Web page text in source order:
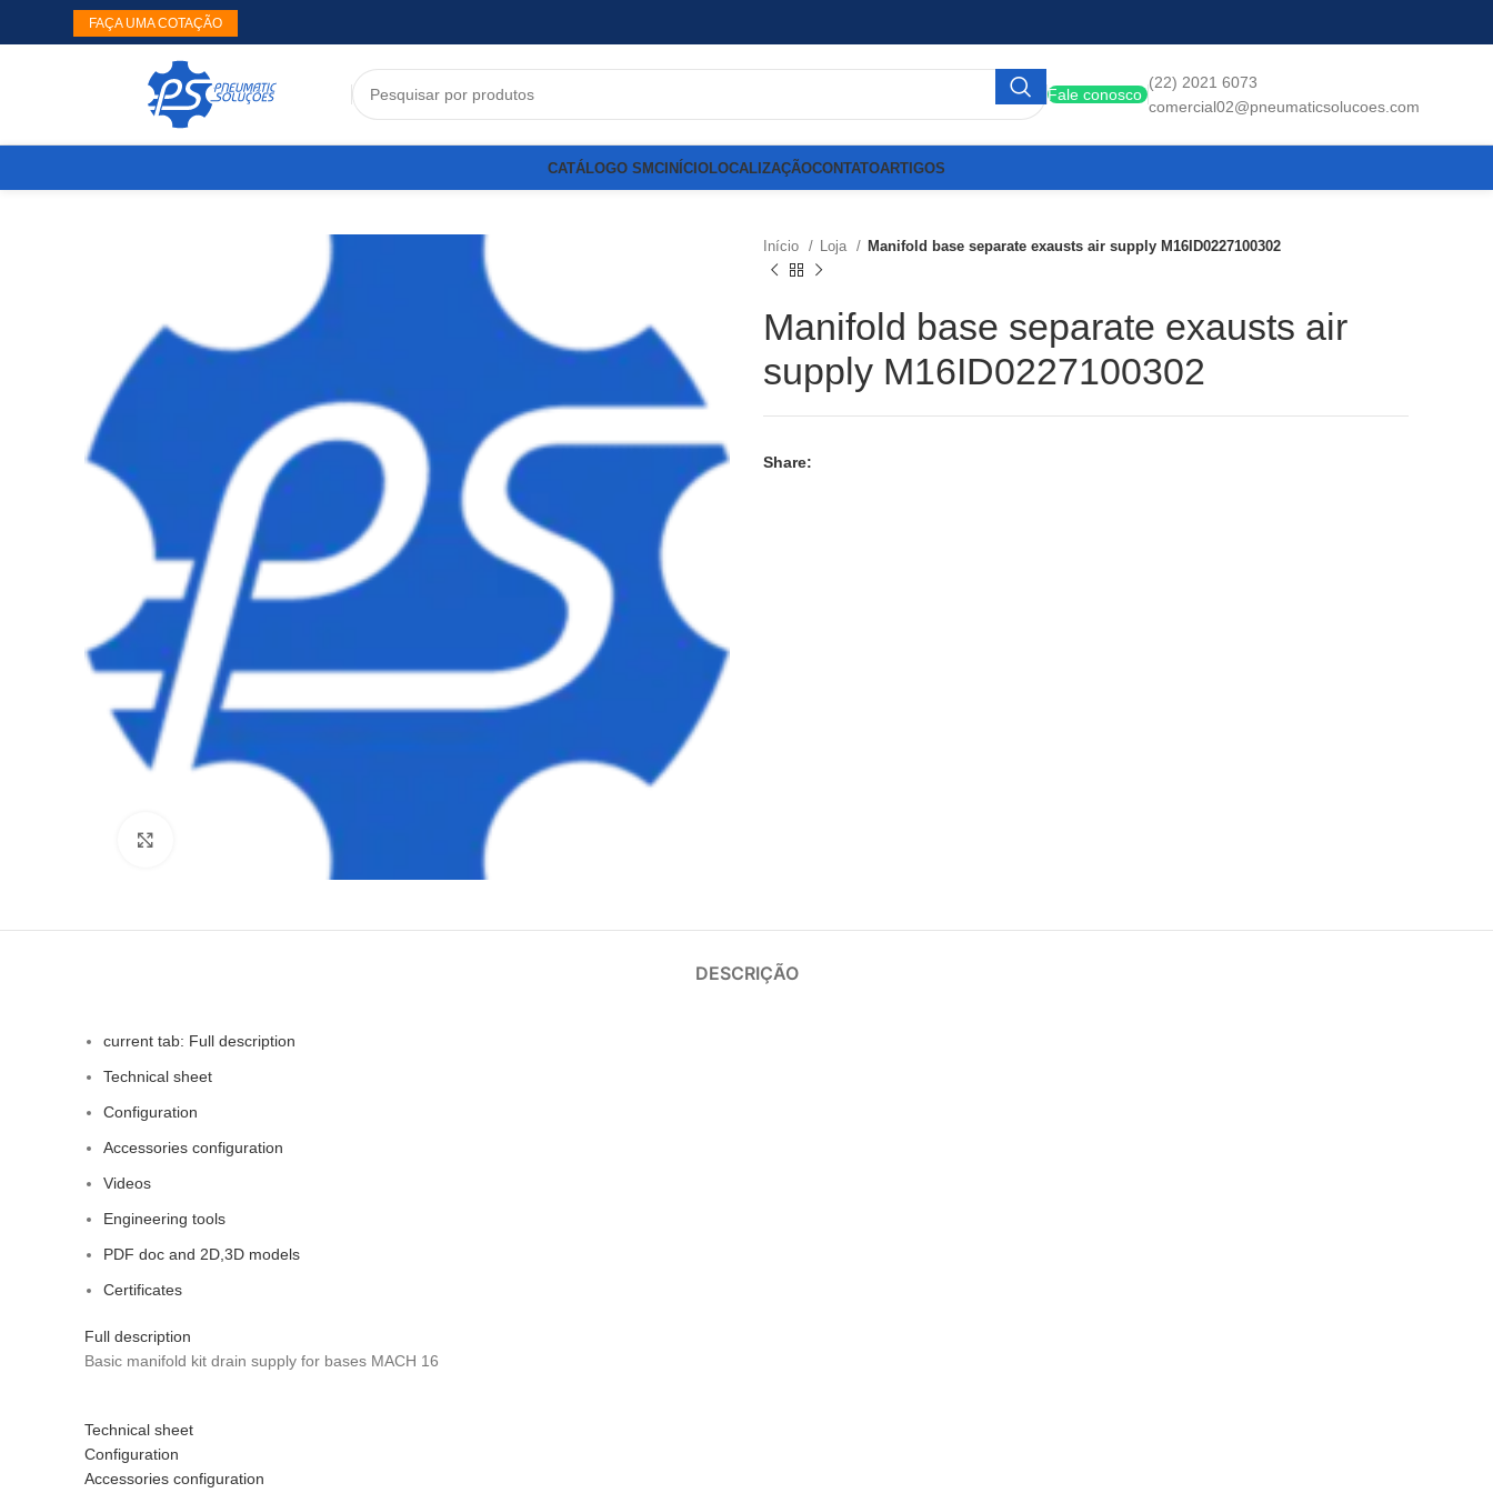
FAÇA UMA COTAÇÃO
Fale conosco
(22) 2021 6073
comercial02@pneumaticsolucoes.com
CATÁLOGO SMCINÍCIOLOCALIZAÇÃOCONTATOARTIGOS
Início Loja Manifold base separate exausts air supply M16ID0227100302
Manifold base separate exausts air
supply M16ID0227100302
Share:
DESCRIÇÃO
current tab: Full description
Technical sheet
Configuration
Accessories configuration
Videos
Engineering tools
PDF doc and 2D,3D models
Certificates
Full description
Basic manifold kit drain supply for bases MACH 16
Technical sheet
Configuration
Accessories configuration